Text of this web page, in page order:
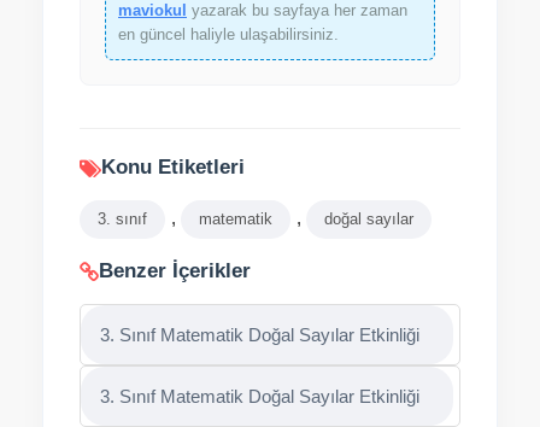
maviokul yazarak bu sayfaya her zaman
en güncel haliyle ulaşabilirsiniz.
Konu Etiketleri
3. sınıf , matematik , doğal sayılar
Benzer İçerikler
3. Sınıf Matematik Doğal Sayılar Etkinliği
3. Sınıf Matematik Doğal Sayılar Etkinliği